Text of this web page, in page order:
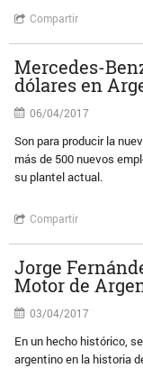
Compartir
Mercedes-
dólares en
06/04/2017
Son para producir la
más de 500 nuevos
su plantel actual.
Compartir
Jorge
Motor de
03/04/2017
En un hecho histórico,
argentino en la historia